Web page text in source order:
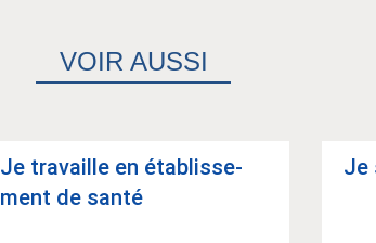
VOIR AUSSI
Je tra­vaille en éta­blis­se­
ment de santé
Je